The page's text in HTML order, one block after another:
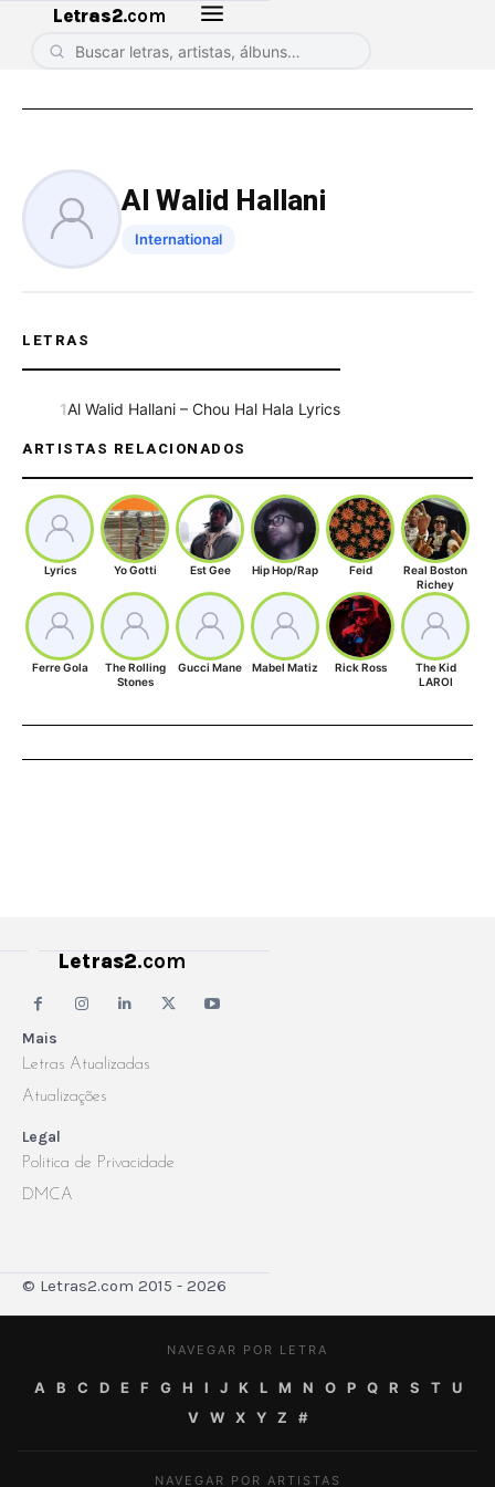
Letras2.com
Al Walid Hallani
International
LETRAS
1Al Walid Hallani – Chou Hal Hala Lyrics
ARTISTAS RELACIONADOS
Lyrics Yo Gotti Est Gee Hip Hop/Rap Feid
Real Boston
Richey
Ferre Gola
The Rolling
Stones
Gucci Mane Mabel Matiz Rick Ross
The Kid
LAROI
Mais
Letras Atualizadas
Atualizações
Legal
Politica de Privacidade
DMCA
Letras2.com
© Letras2.com 2015 - 2026
NAVEGAR POR LETRA
A B C D E F G H I J K L M N O P Q R S T
U
V
W X Y Z #
NAVEGAR POR ARTISTAS